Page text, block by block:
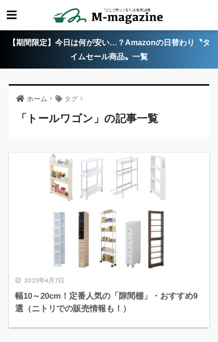
【期間限定】今日は何が安い…？Amazonの日替わり〝タ
イムセール商品〟一覧
ホーム タグ
「トールワゴン」の記事一覧
2023年4月7日
幅10～20cm！定番人気の「隙間棚」・おすすめ9
選（ニトリでの販売情報も！）